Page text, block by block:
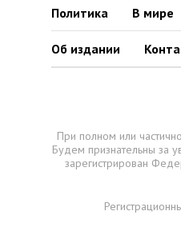
Политика В мире
Об издании
При полном или
Будем признательны за
зарегистрирован